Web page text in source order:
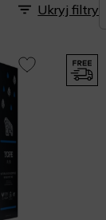
Ukryj filtry